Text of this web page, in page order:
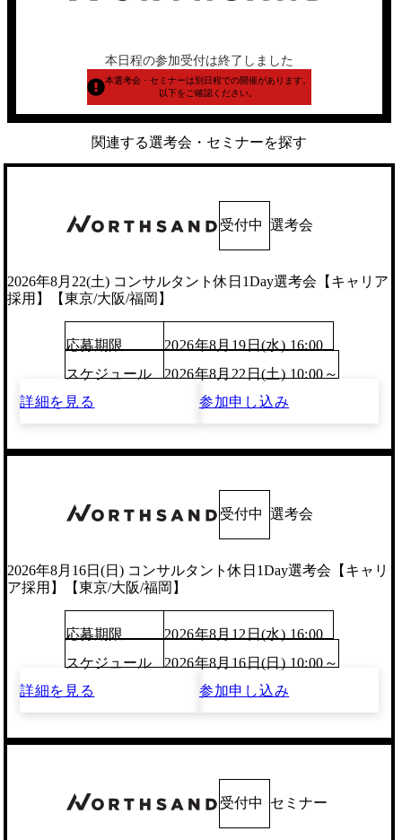
本日程の参加受付は終了しました
本選考会・セミナーは別日程での開催があります。
以下をご確認ください。
関連する選考会・セミナーを探す
受付中 選考会
2026年8月22(土) コンサルタント休日1Day選考会【キャリア
採用】【東京/大阪/福岡】
応募期限
2026年8月19日(水) 16:00
スケジュール
2026年8月22日(土) 10:00～
詳細を見る
参加申し込み
受付中 選考会
2026年8月16日(日) コンサルタント休日1Day選考会【キャリ
ア採用】【東京/大阪/福岡】
応募期限
2026年8月12日(水) 16:00
スケジュール
2026年8月16日(日) 10:00～
詳細を見る
参加申し込み
受付中 セミナー